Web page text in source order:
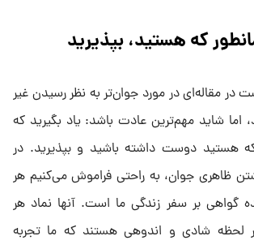
که هستید، بپذیرید
مقاله‌ای در مورد جوان‌تر به نظر رسیدن غیر
اما شاید مهم‌ترین عادت باشد: یاد بگیرید که
هستید دوست داشته باشید و بپذیرید. در
ظاهری جوان، به راحتی فراموش می‌کنیم هر
گواهی بر سفر زندگی ما است. آنها نماد هر
لحظه شادی و اندوهی هستند که ما تجربه